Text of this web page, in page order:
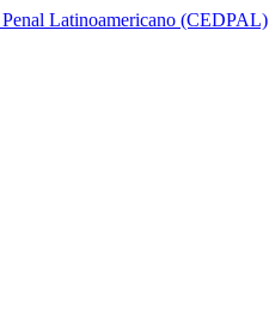
Latinoamericano (CEDPAL)